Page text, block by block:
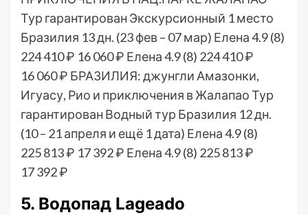
Тур гарантирован Экскурсионный 1 место
Бразилия 13 дн. (23 фев – 07 мар) Елена 4.9(8)
224 410 ₽ 16 060 ₽ Елена 4.9(8) 224 410 ₽
16 060 ₽ БРАЗИЛИЯ: джунгли Амазонки,
Игуасу, Рио и приключения в Жалапао Тур
гарантирован Водный тур Бразилия 12 дн.
(10 – 21 апреля и ещё 1 дата) Елена 4.9(8)
225 813 ₽ 17 392 ₽ Елена 4.9(8) 225 813 ₽
17 392 ₽
5. Водопад Lageado